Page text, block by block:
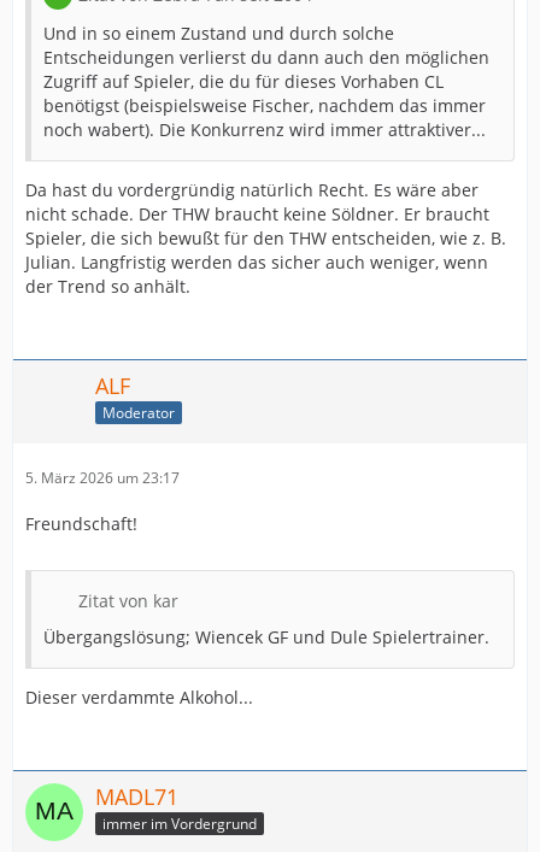
Und in so einem Zustand und durch solche
Entscheidungen verlierst du dann auch den möglichen
Zugriff auf Spieler, die du für dieses Vorhaben CL
benötigst (beispielsweise Fischer, nachdem das immer
noch wabert). Die Konkurrenz wird immer attraktiver...
Da hast du vordergründig natürlich Recht. Es wäre aber
nicht schade. Der THW braucht keine Söldner. Er braucht
Spieler, die sich bewußt für den THW entscheiden, wie z. B.
Julian. Langfristig werden das sicher auch weniger, wenn
der Trend so anhält.
ALF
Moderator
5. März 2026 um 23:17
Freundschaft!
Zitat von kar
Übergangslösung; Wiencek GF und Dule Spielertrainer.
Dieser verdammte Alkohol...
MADL71
immer im Vordergrund